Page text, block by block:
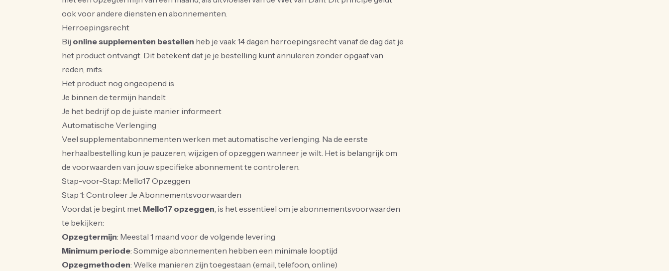
ook voor andere diensten en abonnementen.
Herroepingsrecht
Bij online supplementen bestellen heb je vaak 14 dagen herroepingsrecht vanaf de dag dat je
het product ontvangt. Dit betekent dat je je bestelling kunt annuleren zonder opgaaf van
reden, mits:
Het product nog ongeopend is
Je binnen de termijn handelt
Je het bedrijf op de juiste manier informeert
Automatische Verlenging
Veel supplementabonnementen werken met automatische verlenging. Na de eerste
herhaalbestelling kun je pauzeren, wijzigen of opzeggen wanneer je wilt. Het is belangrijk om
de voorwaarden van jouw specifieke abonnement te controleren.
Stap-voor-Stap: Mello17 Opzeggen
Stap 1: Controleer Je Abonnementsvoorwaarden
Voordat je begint met Mello17 opzeggen, is het essentieel om je abonnementsvoorwaarden
te bekijken:
Opzegtermijn: Meestal 1 maand voor de volgende levering
Minimum periode: Sommige abonnementen hebben een minimale looptijd
Opzegmethoden: Welke manieren zijn toegestaan (email, telefoon, online)